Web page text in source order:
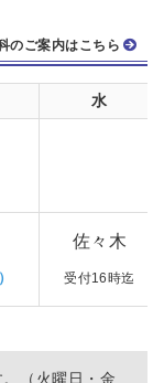
のご案内はこちら
水
佐々木
受付16時迄
（火曜日・金